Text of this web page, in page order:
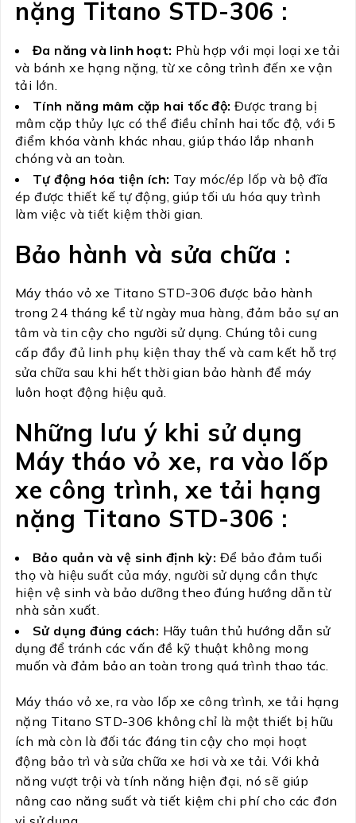
nặng Titano STD-306 :
Đa năng và linh hoạt: Phù hợp với mọi loại xe tải
và bánh xe hạng nặng, từ xe công trình đến xe vận
tải lớn.
Tính năng mâm cặp hai tốc độ: Được trang bị
mâm cặp thủy lực có thể điều chỉnh hai tốc độ, với 5
điểm khóa vành khác nhau, giúp tháo lắp nhanh
chóng và an toàn.
Tự động hóa tiện ích: Tay móc/ép lốp và bộ đĩa
ép được thiết kế tự động, giúp tối ưu hóa quy trình
làm việc và tiết kiệm thời gian.
Bảo hành và sửa chữa :
Máy tháo vỏ xe Titano STD-306 được bảo hành
trong 24 tháng kể từ ngày mua hàng, đảm bảo sự an
tâm và tin cậy cho người sử dụng. Chúng tôi cung
cấp đầy đủ linh phụ kiện thay thế và cam kết hỗ trợ
sửa chữa sau khi hết thời gian bảo hành để máy
luôn hoạt động hiệu quả.
Những lưu ý khi sử dụng
Máy tháo vỏ xe, ra vào lốp
xe công trình, xe tải hạng
nặng Titano STD-306 :
Bảo quản và vệ sinh định kỳ: Để bảo đảm tuổi
thọ và hiệu suất của máy, người sử dụng cần thực
hiện vệ sinh và bảo dưỡng theo đúng hướng dẫn từ
nhà sản xuất.
Sử dụng đúng cách: Hãy tuân thủ hướng dẫn sử
dụng để tránh các vấn đề kỹ thuật không mong
muốn và đảm bảo an toàn trong quá trình thao tác.
Máy tháo vỏ xe, ra vào lốp xe công trình, xe tải hạng
nặng Titano STD-306 không chỉ là một thiết bị hữu
ích mà còn là đối tác đáng tin cậy cho mọi hoạt
động bảo trì và sửa chữa xe hơi và xe tải. Với khả
năng vượt trội và tính năng hiện đại, nó sẽ giúp
nâng cao năng suất và tiết kiệm chi phí cho các đơn